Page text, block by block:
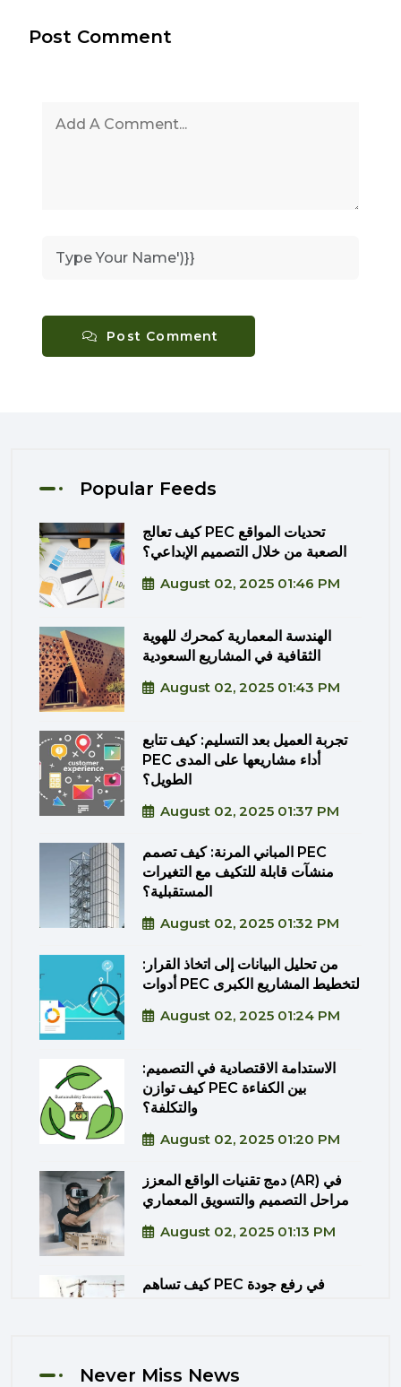
Post Comment
Post Comment
Popular Feeds
كيف تعالج PEC تحديات المواقع
الصعبة من خلال التصميم الإبداعي؟
August 02, 2025 01:46 PM
الهندسة المعمارية كمحرك للهوية
الثقافية في المشاريع السعودية
August 02, 2025 01:43 PM
تجربة العميل بعد التسليم: كيف تتابع
PEC أداء مشاريعها على المدى
الطويل؟
August 02, 2025 01:37 PM
المباني المرنة: كيف تصمم PEC
منشآت قابلة للتكيف مع التغيرات
المستقبلية؟
August 02, 2025 01:32 PM
من تحليل البيانات إلى اتخاذ القرار:
أدوات PEC لتخطيط المشاريع الكبرى
August 02, 2025 01:24 PM
الاستدامة الاقتصادية في التصميم:
كيف توازن PEC بين الكفاءة
والتكلفة؟
August 02, 2025 01:20 PM
دمج تقنيات الواقع المعزز (AR) في
مراحل التصميم والتسويق المعماري
August 02, 2025 01:13 PM
كيف تساهم PEC في رفع جودة
Never Miss News